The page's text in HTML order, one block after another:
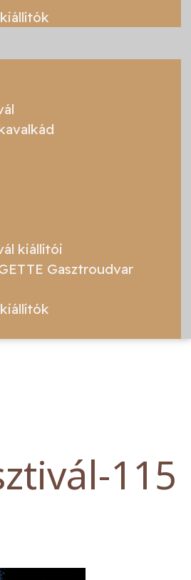
kiállítói
Gasztroudvar
115